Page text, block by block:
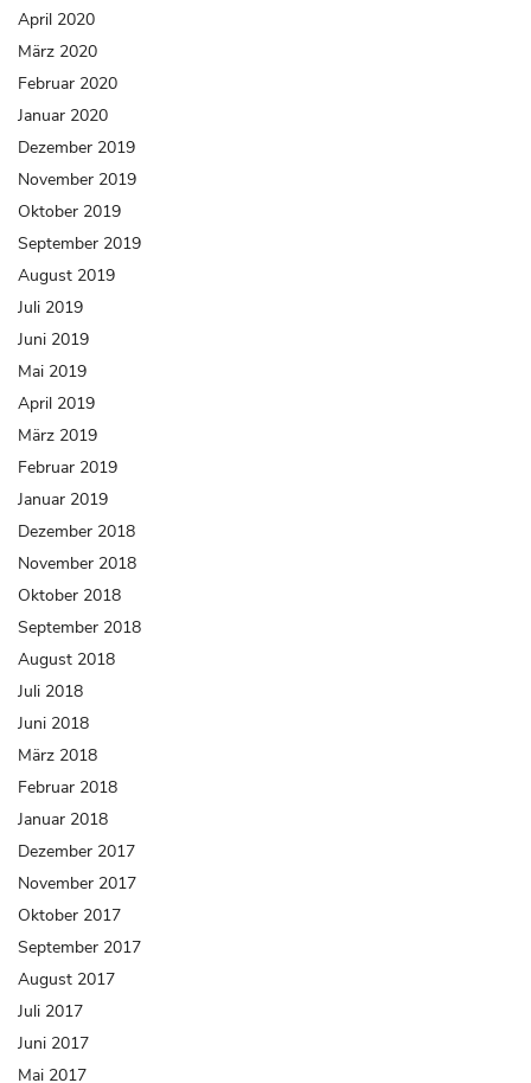
April 2020
März 2020
Februar 2020
Januar 2020
Dezember 2019
November 2019
Oktober 2019
September 2019
August 2019
Juli 2019
Juni 2019
Mai 2019
April 2019
März 2019
Februar 2019
Januar 2019
Dezember 2018
November 2018
Oktober 2018
September 2018
August 2018
Juli 2018
Juni 2018
März 2018
Februar 2018
Januar 2018
Dezember 2017
November 2017
Oktober 2017
September 2017
August 2017
Juli 2017
Juni 2017
Mai 2017